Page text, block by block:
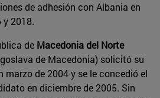
de adhesión con Albania en
y 2018.
de Macedonia del Norte
de Macedonia) solicitó su
marzo de 2004 y se le concedió el
en diciembre de 2005. Sin